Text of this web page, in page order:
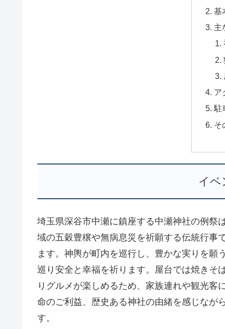
基
主
ア
駐
そ
イベ
埼玉県深谷市中瀬に鎮座する中瀬神社の例祭
域の五穀豊穣や無病息災を祈願する伝統行事
ます。神輿が町内を巡行し、豊かな実りを願
巡り安全と幸福を祈ります。屋台では焼きそ
りグルメが楽しめるため、家族連れや観光
命のご利益、歴史ある神社の由緒を感じなが
す。